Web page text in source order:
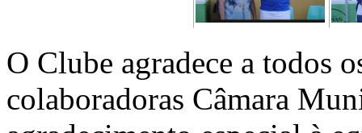
O Clube agradece a todos
colaboradoras Câmara